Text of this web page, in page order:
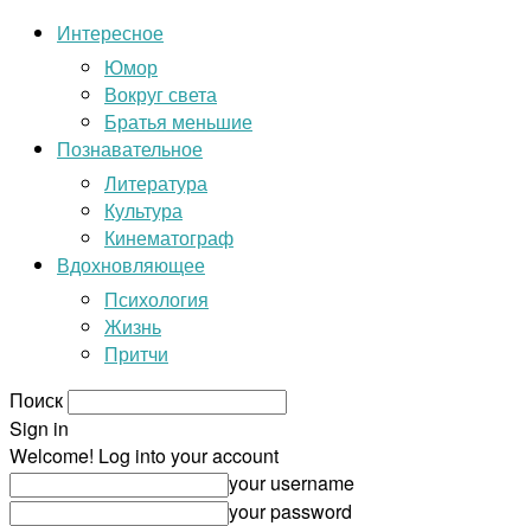
Интересное
Юмор
Вокруг света
Братья меньшие
Познавательное
Литература
Культура
Кинематограф
Вдохновляющее
Психология
Жизнь
Притчи
Поиск
Sign in
Welcome! Log into your account
your username
your password